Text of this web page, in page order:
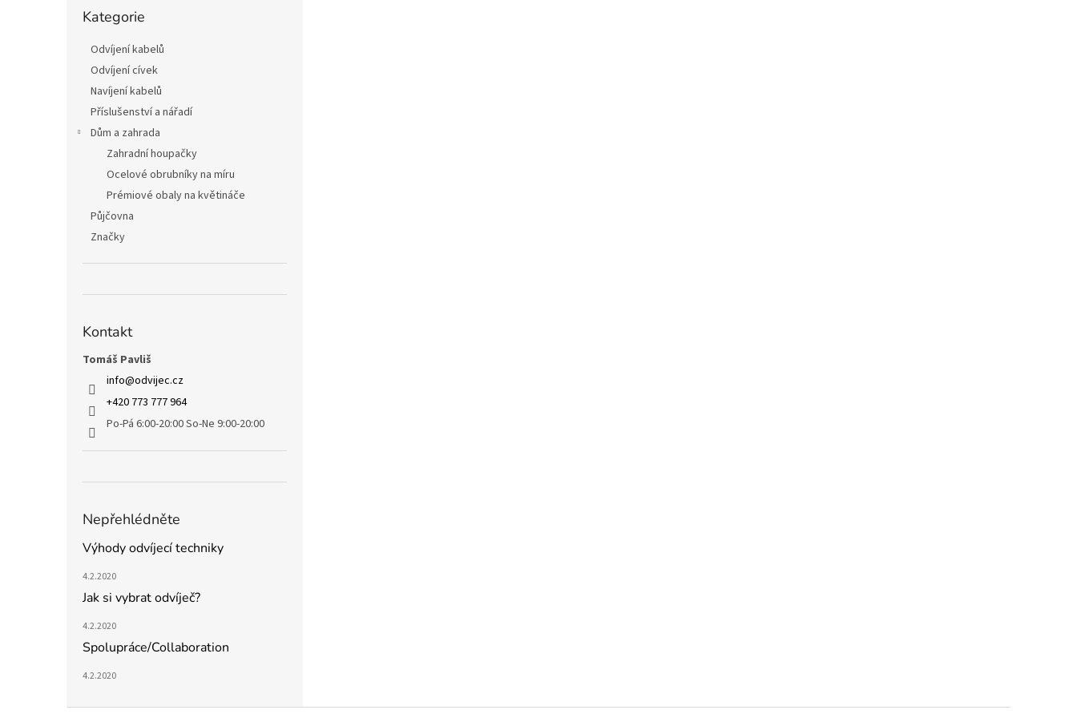
kategorie
Kategorie
Odvíjení kabelů
Odvíjení cívek
Navíjení kabelů
Příslušenství a nářadí
Dům a zahrada
Zahradní houpačky
Ocelové obrubníky na míru
Prémiové obaly na květináče
Půjčovna
Značky
Kontakt
Tomáš Pavliš
info@odvijec.cz
+420 773 777 964
Po-Pá 6:00-20:00 So-Ne 9:00-20:00
Nepřehlédněte
Výhody odvíjecí techniky
4.2.2020
Jak si vybrat odvíječ?
4.2.2020
Spolupráce/Collaboration
4.2.2020